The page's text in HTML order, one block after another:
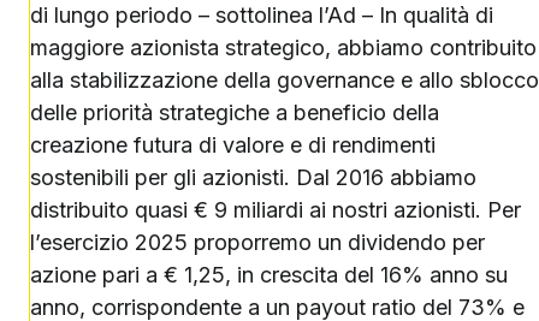
di lungo periodo – sottolinea l’Ad – In qualità di
maggiore azionista strategico, abbiamo contribuito
alla stabilizzazione della governance e allo sblocco
delle priorità strategiche a beneficio della
creazione futura di valore e di rendimenti
sostenibili per gli azionisti. Dal 2016 abbiamo
distribuito quasi € 9 miliardi ai nostri azionisti. Per
l’esercizio 2025 proporremo un dividendo per
azione pari a € 1,25, in crescita del 16% anno su
anno, corrispondente a un payout ratio del 73% e